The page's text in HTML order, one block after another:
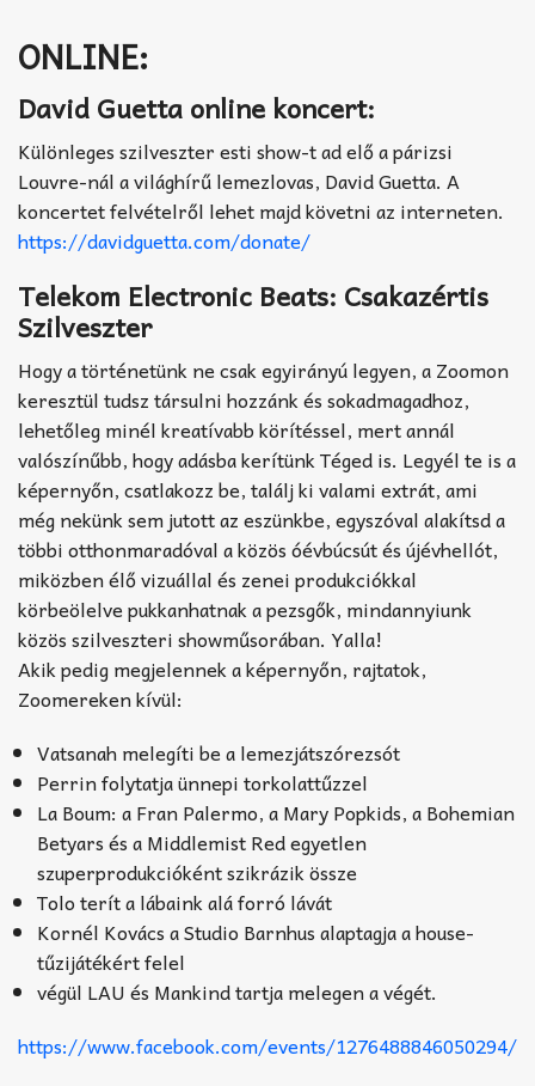
ONLINE:
David Guetta online koncert:
Különleges szilveszter esti show-t ad elő a párizsi
Louvre-nál a világhírű lemezlovas, David Guetta. A
koncertet felvételről lehet majd követni az interneten.
https://davidguetta.com/donate/
Telekom Electronic Beats: Csakazértis
Szilveszter
Hogy a történetünk ne csak egyirányú legyen, a Zoomon
keresztül tudsz társulni hozzánk és sokadmagadhoz,
lehetőleg minél kreatívabb körítéssel, mert annál
valószínűbb, hogy adásba kerítünk Téged is. Legyél te is a
képernyőn, csatlakozz be, találj ki valami extrát, ami
még nekünk sem jutott az eszünkbe, egyszóval alakítsd a
többi otthonmaradóval a közös óévbúcsút és újévhellót,
miközben élő vizuállal és zenei produkciókkal
körbeölelve pukkanhatnak a pezsgők, mindannyiunk
közös szilveszteri showműsorában. Yalla!
Akik pedig megjelennek a képernyőn, rajtatok,
Zoomereken kívül:
Vatsanah melegíti be a lemezjátszórezsót
Perrin folytatja ünnepi torkolattűzzel
La Boum: a Fran Palermo, a Mary Popkids, a Bohemian
Betyars és a Middlemist Red egyetlen
szuperprodukcióként szikrázik össze
Tolo terít a lábaink alá forró lávát
Kornél Kovács a Studio Barnhus alaptagja a house-
tűzijátékért felel
végül LAU és Mankind tartja melegen a végét.
https://www.facebook.com/events/1276488846050294/